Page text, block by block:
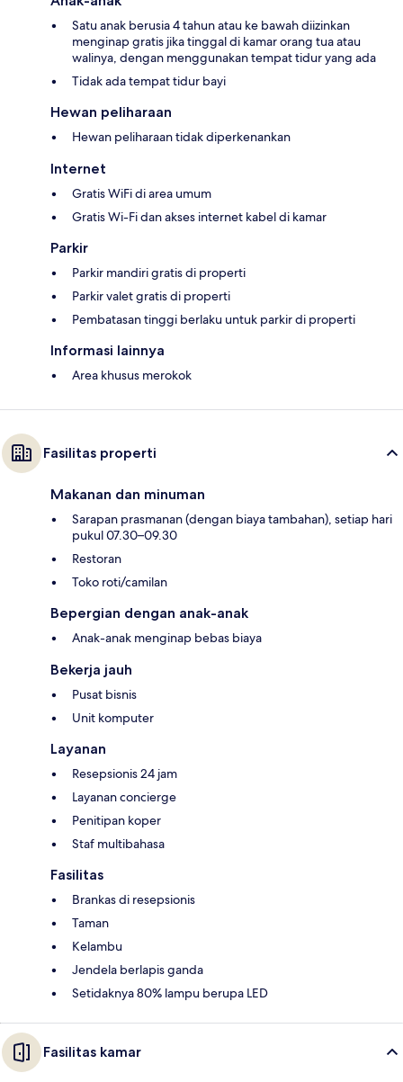
Satu anak berusia 4 tahun atau ke bawah diizinkan
menginap gratis jika tinggal di kamar orang tua atau
walinya, dengan menggunakan tempat tidur yang ada
Tidak ada tempat tidur bayi
Hewan peliharaan
Hewan peliharaan tidak diperkenankan
Internet
Gratis WiFi di area umum
Gratis Wi-Fi dan akses internet kabel di kamar
Parkir
Parkir mandiri gratis di properti
Parkir valet gratis di properti
Pembatasan tinggi berlaku untuk parkir di properti
Informasi lainnya
Area khusus merokok
Fasilitas properti
Makanan dan minuman
Sarapan prasmanan (dengan biaya tambahan), setiap hari
pukul 07.30–09.30
Restoran
Toko roti/camilan
Bepergian dengan anak-anak
Anak-anak menginap bebas biaya
Bekerja jauh
Pusat bisnis
Unit komputer
Layanan
Resepsionis 24 jam
Layanan concierge
Penitipan koper
Staf multibahasa
Fasilitas
Brankas di resepsionis
Taman
Kelambu
Jendela berlapis ganda
Setidaknya 80% lampu berupa LED
Fasilitas kamar